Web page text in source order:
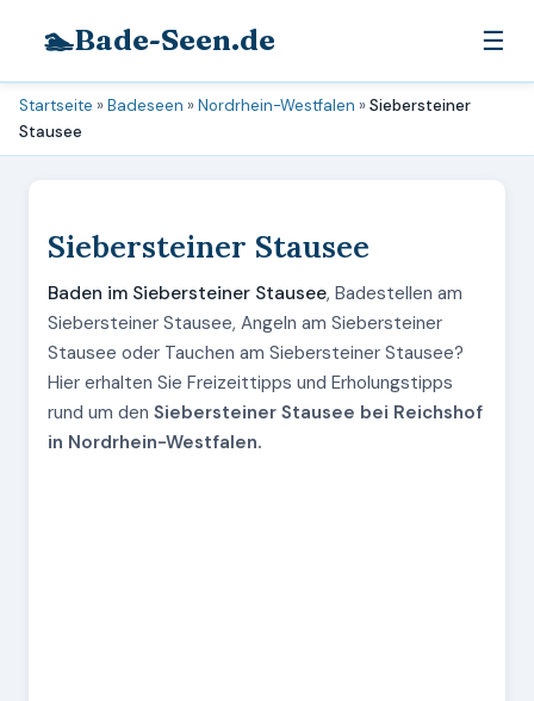
🏊Bade-Seen.de ☰
Startseite »Badeseen »Nordrhein-Westfalen »Siebersteiner
Stausee
Siebersteiner Stausee
Baden im Siebersteiner Stausee, Badestellen am
Siebersteiner Stausee, Angeln am Siebersteiner
Stausee oder Tauchen am Siebersteiner Stausee?
Hier erhalten Sie Freizeittipps und Erholungstipps
rund um den Siebersteiner Stausee bei Reichshof
in Nordrhein-Westfalen.